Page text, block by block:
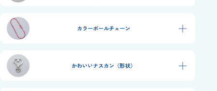
カラーボールチェーン ＋
かわいいナスカン（形状） ＋